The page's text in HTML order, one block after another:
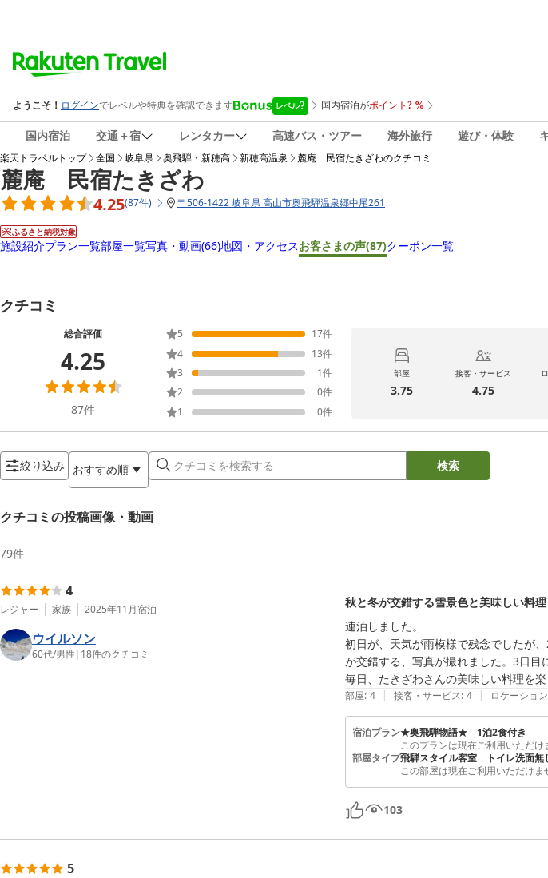
国内宿泊 交通＋宿 レンタカー 高速バス・ツアー 海外旅行 遊び・体験
楽天トラベルトップ 全国 岐阜県 奥飛騨・新穂高 新穂高温泉 麓庵 民宿たきざわのクチコミ
麓庵 民宿たきざわ
4.25(87件) 〒506-1422 岐阜県 高山市奥飛騨温泉郷中尾261
ふるさと納税対象
施設紹介プラン一覧部屋一覧写真・動画(66)地図・アクセスお客さまの声(87)クーポン一覧
クチコミ
総合評価
4.25
87件
5 17件
4
13件
3
1件
2
0件
1
0件
部屋
3.75
接客・サービス
4.75
絞り込み おすすめ順 検索
クチコミの投稿画像・動画
79件
4
レジャー 家族 2025年11月宿泊
ウイルソン
60代/男性 | 18件のクチコミ
秋と冬が交錯する雪景色と美味しい料理
連泊しました。
初日が、天気が雨模様で残念でしたが
が交錯する、写真が撮れました。3日目
毎日、たきざわさんの美味しい料理を楽
部屋: 4 | 接客・サービス: 4 | ロケーション
宿泊プラン★奥飛騨物語★ 1泊2食付き
このプランは現在ご利用いただけ
部屋タイプ飛騨スタイル客室 トイレ洗面無
この部屋は現在ご利用いただけま
103
5